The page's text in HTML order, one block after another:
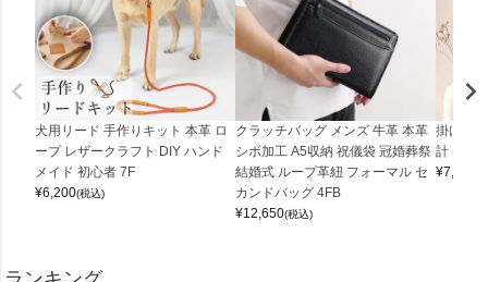
犬用リード 手作りキット 本革 ロ
ープ レザークラフト DIY ハンド
メイド 初心者 7F
¥6,200(税込)
クラッチバッグ メンズ 牛革 本革
シボ加工 A5収納 祝儀袋 冠婚葬祭
結婚式 ループ革紐 フォーマル セ
カンドバッグ 4FB
¥12,650(税込)
掛け時
計
¥7,150